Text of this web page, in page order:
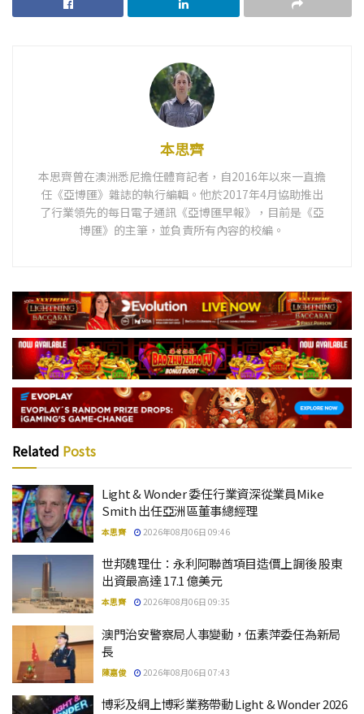
本思齊
本思齊曾在澳洲悉尼擔任體育記者，自2016年以來一直擔
任《亞博匯》雜誌的執行編輯。他於2017年4月協助推出
了行業領先的每日電子通訊《亞博匯早報》，目前是《亞
博匯》的主筆，並負責所有內容的校編。
Related Posts
Light & Wonder 委任行業資深從業員Mike
Smith 出任亞洲區董事總經理
本思齊 2026年08月06日 09:46
世邦魏理仕：永利阿聯酋項目造價上調後 股東
出資最高達 17.1 億美元
本思齊 2026年08月06日 09:35
澳門治安警察局人事變動，伍素萍委任為新局
長
陳嘉俊 2026年08月06日 07:43
博彩及網上博彩業務帶動 Light & Wonder 2026